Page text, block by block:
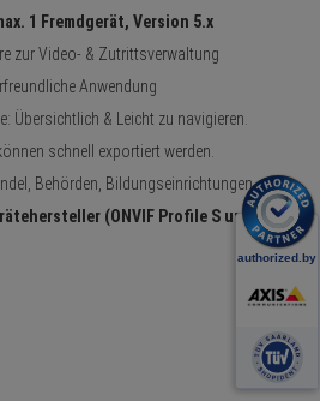
1 Fremdgerät, Version 5.x
zur Video- & Zutrittsverwaltung
Anwendung
Übersichtlich & Leicht zu navigieren.
schnell exportiert werden.
Behörden, Bildungseinrichtungen
(ONVIF Profile S und RTSP)